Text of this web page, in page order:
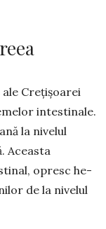
Cre­țișoarei
intestinale.
la nivelul
Aceasta
opresc he­
de la nivelul